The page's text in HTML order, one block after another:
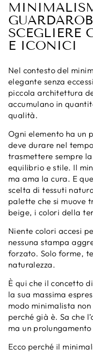
SCEGLIERE
E ICONICI
Nel contesto del
elegante senza
piccola architettura
accumulano in
qualità.
Ogni elemento ha un
deve durare nel
trasmettere sempre
equilibrio e stile. Il
ma ama la cura. E
scelta di tessuti
palette che si muove
beige, i colori della
Niente colori accesi
nessuna stampa
forzato. Solo forme,
naturalezza.
È qui che il concetto
la sua massima
modo minimalista
perché già è. Sa che
ma un
Ecco perché il